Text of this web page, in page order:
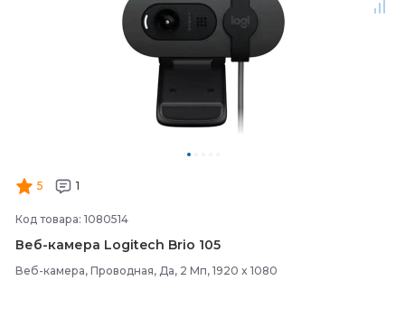
5 1
Код товара: 1080514
Веб-камера Logitech Brio 105
Веб-камера, Проводная, Да, 2 Мп, 1920 x 1080